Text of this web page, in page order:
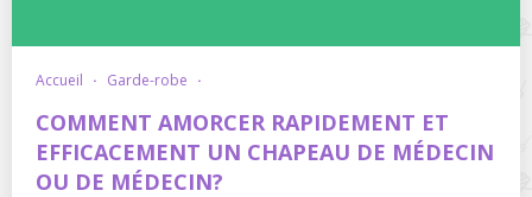
accueil · garde-robe ·
COMMENT AMORCER RAPIDEMENT ET
EFFICACEMENT UN CHAPEAU DE MÉDECIN
OU DE MÉDECIN?